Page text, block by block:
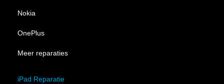
Nokia
OnePlus
Meer reparaties
iPad Reparatie